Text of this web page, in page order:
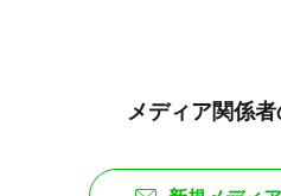
メディア関係